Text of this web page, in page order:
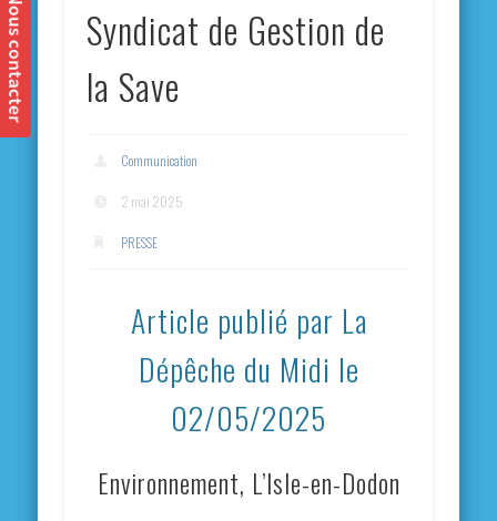
Syndicat de Gestion de
la Save
Communication
2 mai 2025
PRESSE
Article publié par La
Dépêche du Midi le
02/05/2025
Environnement, L’Isle-en-Dodon